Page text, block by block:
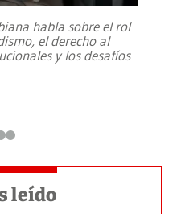
habla sobre el rol
el derecho al
y los desafíos
leído